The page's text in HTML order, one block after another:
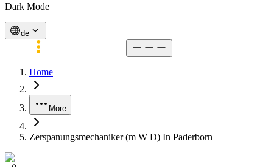
Dark Mode
de
Home
More
Zerspanungsmechaniker (m W D) In Paderborn